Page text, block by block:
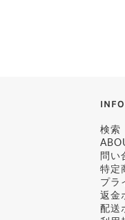
INFO
検索
問い
特定
プラ
返金
配送